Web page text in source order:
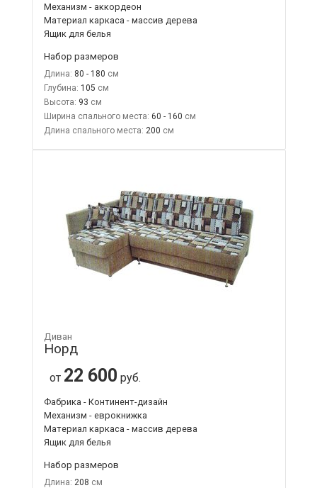
Механизм - аккордеон
Материал каркаса - массив дерева
Ящик для белья
Набор размеров
Длина: 80 - 180
Глубина: 105
Высота: 93
Ширина спального места: 60 - 160
Длина спального места: 200
Диван
Норд
от 22 600 руб.
Фабрика - Континент-дизайн
Механизм - еврокнижка
Материал каркаса - массив дерева
Ящик для белья
Набор размеров
Длина: 208